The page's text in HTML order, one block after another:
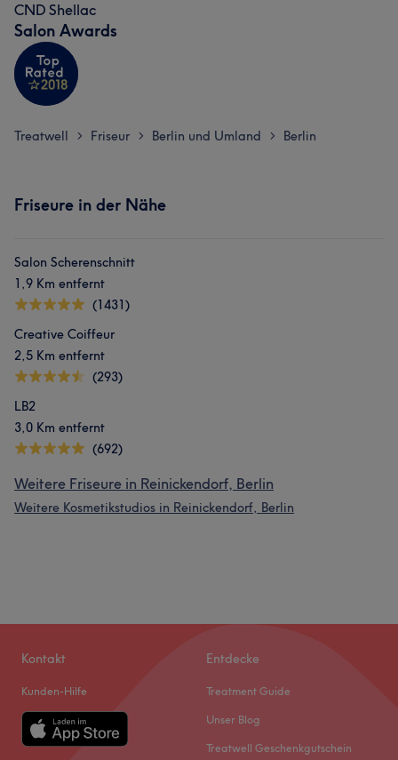
CND Shellac
Salon Awards
Treatwell > Friseur > Berlin und Umland > Berlin
Friseure in der Nähe
Salon Scherenschnitt
1,9 Km entfernt
(1431)
Creative Coiffeur
2,5 Km entfernt
(293)
LB2
3,0 Km entfernt
(692)
Weitere Friseure in Reinickendorf, Berlin
Weitere Kosmetikstudios in Reinickendorf, Berlin
Kontakt
Kunden-Hilfe
Entdecke
Treatment Guide
Unser Blog
Treatwell Geschenkgutschein